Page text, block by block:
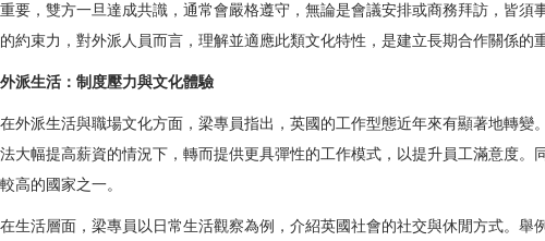
重要，雙方一旦達成共識，通常會嚴格遵守，無論是會議安排或商務拜訪，皆
的約束力，對外派人員而言，理解並適應此類文化特性，是建立長期合作關係的
外派生活：制度壓力與文化體驗
在外派生活與職場文化方面，梁專員指出，英國的工作型態近年來有顯著地轉
法大幅提高薪資的情況下，轉而提供更具彈性的工作模式，以提升員工滿意度
較高的國家之一。
在生活層面，梁專員以日常生活觀察為例，介紹英國社會的社交與休閒方式。